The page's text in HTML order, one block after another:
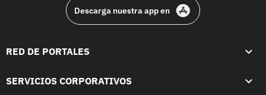
Descarga nuestra app en
RED DE PORTALES
SERVICIOS CORPORATIVOS